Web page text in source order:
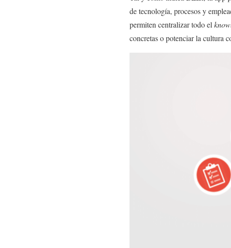
de tecnología, procesos y
permiten centralizar todo el
concretas o potenciar la cultura